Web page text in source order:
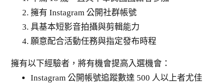
擁有 Instagram 公開社群帳號
具基本短影音拍攝與剪輯能力
願意配合活動任務與指定發布時程
擁有以下經驗者，將有機會提高入選機會：
Instagram 公開帳號追蹤數達 500 人以上者尤佳